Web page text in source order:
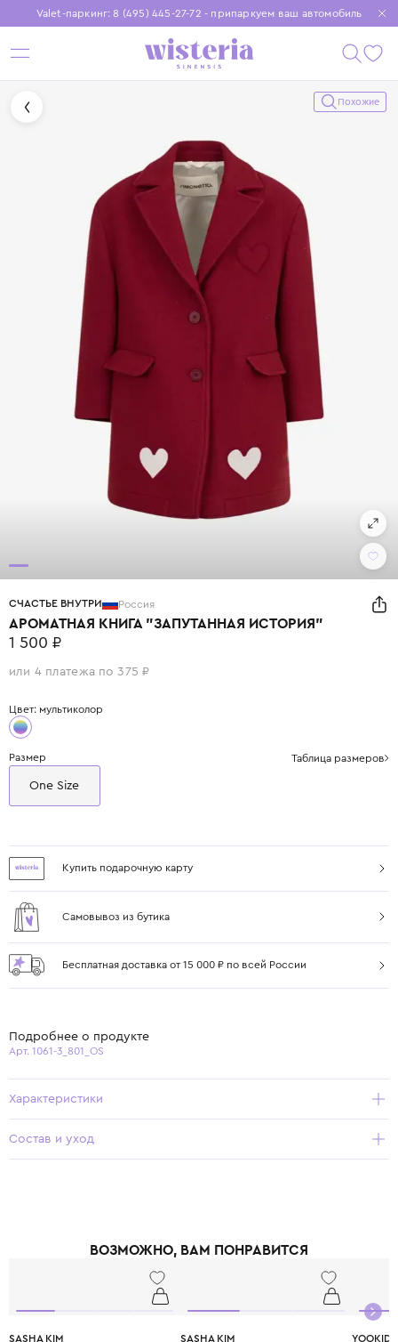
Valet-паркинг: 8 (495) 445-27-72 - припаркуем ваш автомобиль
Бесплатная доставка при заказе от 15 000 ₽
Установите приложение, чтобы покупки были еще удобнее
Похожие
СЧАСТЬЕ ВНУТРИ Россия
АРОМАТНАЯ КНИГА "ЗАПУТАННАЯ ИСТОРИЯ"
1 500 ₽
или 4 платежа по 375 ₽
Цвет: мультиколор
Размер Таблица размеров
One Size
Купить подарочную карту
Самовывоз из бутика
Бесплатная доставка от 15 000 ₽ по всей России
Подробнее о продукте
Арт. 1061-3_801_OS
Характеристики
Состав и уход
ВОЗМОЖНО, ВАМ ПОНРАВИТСЯ
SASHA KIM SASHA KIM